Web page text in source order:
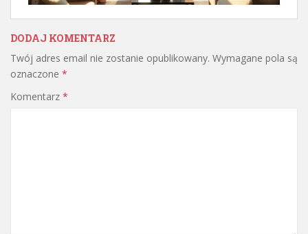
DODAJ KOMENTARZ
Twój adres email nie zostanie opublikowany. Wymagane pola są
oznaczone *
Komentarz *